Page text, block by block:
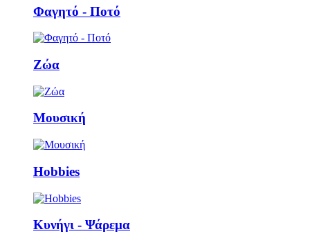
Φαγητό - Ποτό
Ζώα
Μουσική
Ηobbies
Κυνήγι - Ψάρεμα